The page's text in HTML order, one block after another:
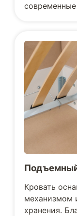
Кровать
механизмом
хранения.